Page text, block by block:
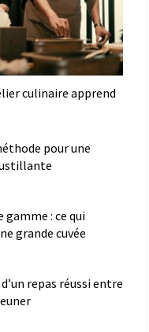
culinaire apprend
pour une
gamme : ce qui
grande cuvée
repas réussi entre